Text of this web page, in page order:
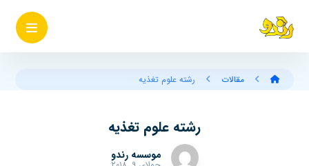
مقالات رشته علوم تغذیه
رشته علوم تغذیه
موسسه رندو